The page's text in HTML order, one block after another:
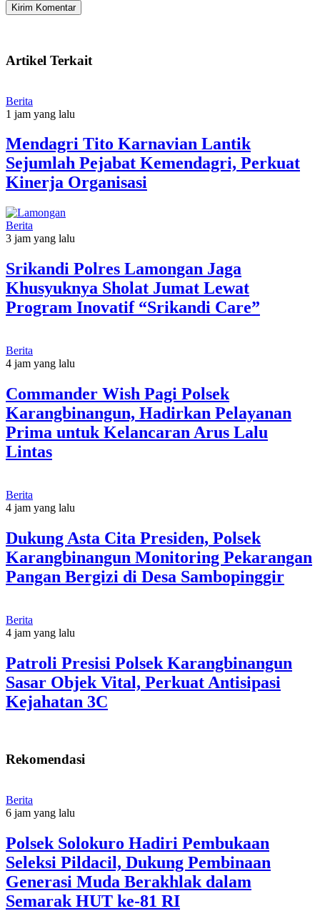
Artikel Terkait
Berita
1 jam yang lalu
Mendagri Tito Karnavian Lantik
Sejumlah Pejabat Kemendagri, Perkuat
Kinerja Organisasi
Berita
3 jam yang lalu
Srikandi Polres Lamongan Jaga
Khusyuknya Sholat Jumat Lewat
Program Inovatif “Srikandi Care”
Berita
4 jam yang lalu
Commander Wish Pagi Polsek
Karangbinangun, Hadirkan Pelayanan
Prima untuk Kelancaran Arus Lalu
Lintas
Berita
4 jam yang lalu
Dukung Asta Cita Presiden, Polsek
Karangbinangun Monitoring Pekarangan
Pangan Bergizi di Desa Sambopinggir
Berita
4 jam yang lalu
Patroli Presisi Polsek Karangbinangun
Sasar Objek Vital, Perkuat Antisipasi
Kejahatan 3C
Rekomendasi
Berita
6 jam yang lalu
Polsek Solokuro Hadiri Pembukaan
Seleksi Pildacil, Dukung Pembinaan
Generasi Muda Berakhlak dalam
Semarak HUT ke-81 RI